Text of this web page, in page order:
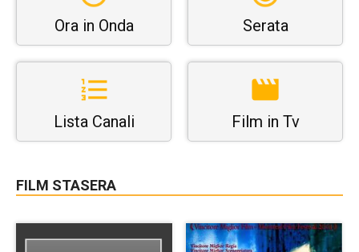
Ora in Onda Serata
Lista Canali Film in Tv
FILM STASERA